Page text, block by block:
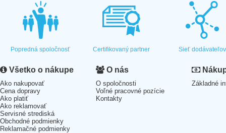
Popredná spoločnosť Certifikovaný partner Sieť dodávateľov
Všetko o nákupe
Ako nakupovať
Cena dopravy
Ako platiť
Ako reklamovať
Servisné strediská
Obchodné podmienky
Reklamačné podmienky
O nás
O spoločnosti
Voľné pracovné pozície
Kontakty
Základné